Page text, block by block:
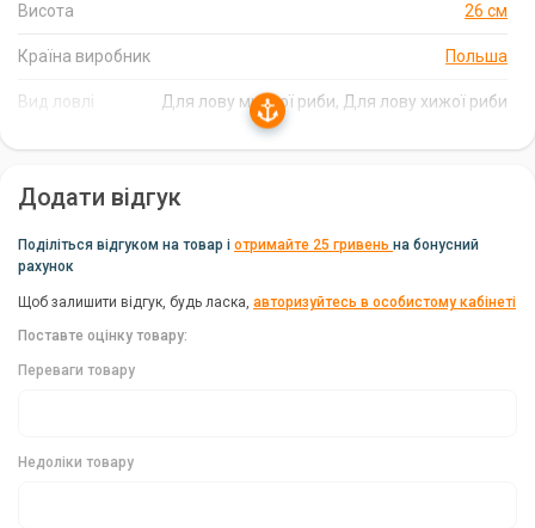
складають
, що робить її
Якість та довговічність
Сумка рибальська Mikado виготовлена вПольщі, яка
виробів. Вона стане надійним супутником як для мирної, так і
Висота 26 см
Країна виробник Польша
Вид ловлі Для лову мирної риби, Для лову хижої риби
Комплектація Сумка, 5 коробок
Ширина
Додати відгук
Поділіться відгуком на товар і отримайте 25 гривень на бонусний
рахунок
Щоб залишити відгук, будь ласка, авторизуйтесь в особистому кабінеті
Поставте оцінку товару:
Переваги товару
Недоліки товару